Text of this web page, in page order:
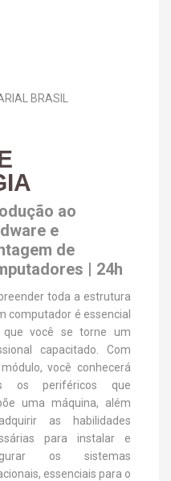
BRASIL
ao
e
de
| 24h
toda a estrutura
computador é essencial
que você se torne um
capacitado. Com
você conhecerá
os periféricos que
uma máquina, além
as habilidades
para instalar e
os sistemas
essenciais para o